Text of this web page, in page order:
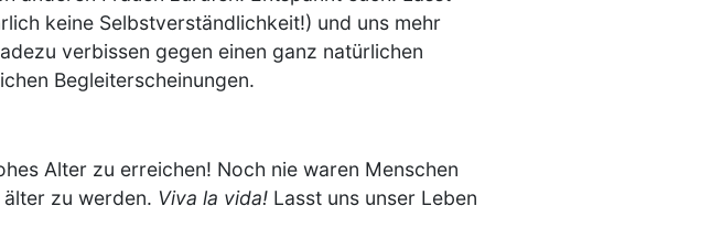
keine Selbstverständlichkeit!) und uns mehr
verbissen gegen einen ganz natürlichen
Begleiterscheinungen.
Alter zu erreichen! Noch nie waren Menschen
zu werden. Viva la vida! Lasst uns unser Leben